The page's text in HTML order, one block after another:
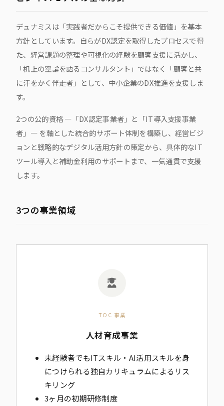
デュナミスは「実践者だからこそ提供できる価値」を基本
方針としています。自らがDX認定を取得したプロセスで得
た、経営課題の整理や可視化の経験を顧客支援に活かし、
「机上の空論を語るコンサルタント」ではなく「顧客と共
に汗をかく伴走者」として、中小企業のDX推進を支援しま
す。
2つの公的資格 ―「DX認定事業者」と「IT導入支援事業
者」― を軸とした統合的サポート体制を構築し、経営ビジ
ョンと戦略的なデジタル活用方針の策定から、具体的なIT
ツール導入と補助金利用のサポートまで、一気通貫で支援
します。
3つの事業領域
TOC 事業
人材育成事業
未経験者でもITスキル・AI活用スキルを身
につけられる独自カリキュラムによるリス
キリング
3ヶ月の初期研修制度